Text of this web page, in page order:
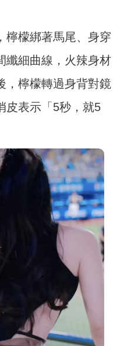
檸檬綁著馬尾、身穿
纖細曲線，火辣身材
，檸檬轉過身背對鏡
皮表示「5秒，就5